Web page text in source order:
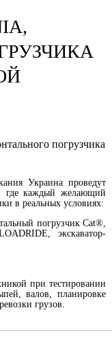
Украина проведут
где каждый желающий
в реальных условиях:
погрузчик Cat®,
экскаватор-
при тестировании
валов, планировке
грузов.